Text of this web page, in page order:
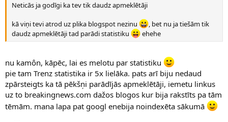
Neticās ja godīgi ka tev tik daudz apmeklētāji
kā viņi tevi atrod uz plika blogspot nezinu
, bet nu ja tiešām tik
daudz apmeklētāji tad parādi statistiku
ehehe
nu kamôn, kāpēc, lai es melotu par statistiku
pie tam Trenz statistika ir 5x lielāka. pats arī biju nedaud
zpārsteigts ka tā pēkšņi parādījās apmeklētāji, iemetu linkus
uz to breakingnews.com dažos blogos kur bija rakstīts pa tām
tēmām. mana lapa pat googl enebija noindexēta sākumā